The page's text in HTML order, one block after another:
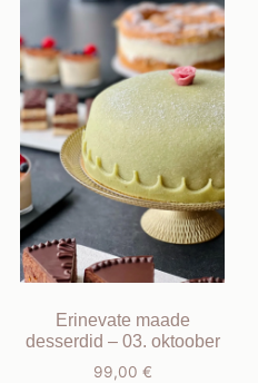
Erinevate maade
desserdid – 03. oktoober
99,00 €